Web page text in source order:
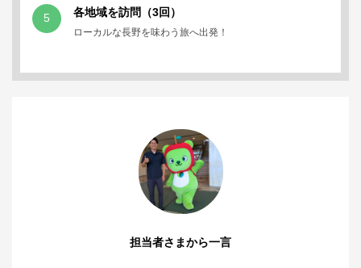
5 各地域を訪問（3回）
ローカルな長野を味わう旅へ出発！
担当者さまから一言